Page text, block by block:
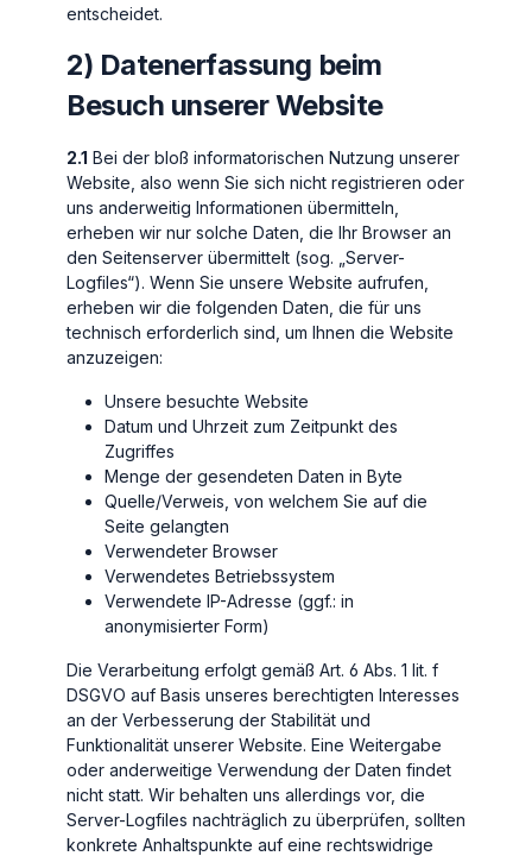
entscheidet.
2) Datenerfassung beim
Besuch unserer Website
2.1 Bei der bloß informatorischen Nutzung unserer
Website, also wenn Sie sich nicht registrieren oder
uns anderweitig Informationen übermitteln,
erheben wir nur solche Daten, die Ihr Browser an
den Seitenserver übermittelt (sog. „Server-
Logfiles“). Wenn Sie unsere Website aufrufen,
erheben wir die folgenden Daten, die für uns
technisch erforderlich sind, um Ihnen die Website
anzuzeigen:
Unsere besuchte Website
Datum und Uhrzeit zum Zeitpunkt des
Zugriffes
Menge der gesendeten Daten in Byte
Quelle/Verweis, von welchem Sie auf die
Seite gelangten
Verwendeter Browser
Verwendetes Betriebssystem
Verwendete IP-Adresse (ggf.: in
anonymisierter Form)
Die Verarbeitung erfolgt gemäß Art. 6 Abs. 1 lit. f
DSGVO auf Basis unseres berechtigten Interesses
an der Verbesserung der Stabilität und
Funktionalität unserer Website. Eine Weitergabe
oder anderweitige Verwendung der Daten findet
nicht statt. Wir behalten uns allerdings vor, die
Server-Logfiles nachträglich zu überprüfen, sollten
konkrete Anhaltspunkte auf eine rechtswidrige